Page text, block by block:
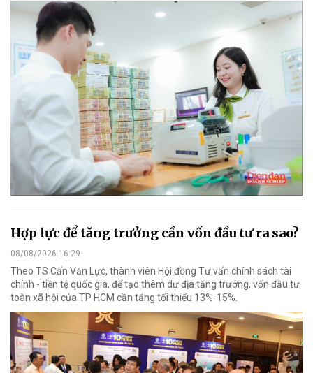
Hợp lực để tăng trưởng cần vốn đầu tư ra sao?
08/08/2026 16:29
Theo TS Cấn Văn Lực, thành viên Hội đồng Tư vấn chính sách tài
chính - tiền tệ quốc gia, để tạo thêm dư địa tăng trưởng, vốn đầu tư
toàn xã hội của TP HCM cần tăng tối thiểu 13%-15%.